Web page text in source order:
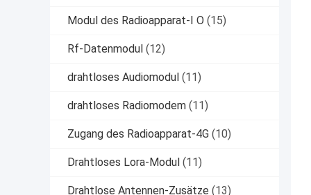
Modul des Radioapparat-I O (15)
Rf-Datenmodul (12)
drahtloses Audiomodul (11)
drahtloses Radiomodem (11)
Zugang des Radioapparat-4G (10)
Drahtloses Lora-Modul (11)
Drahtlose Antennen-Zusätze (13)